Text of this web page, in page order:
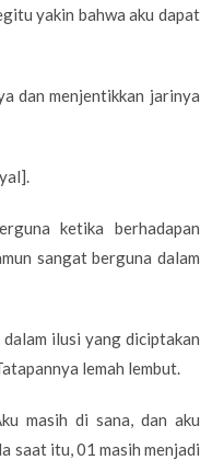
yakin bahwa aku dapat
dan menjentikkan jarinya
ketika berhadapan
sangat berguna dalam
dalam ilusi yang diciptakan
lemah lembut.
masih di sana, dan aku
saat itu, 01 masih menjadi